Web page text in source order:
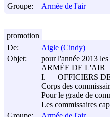
Groupe:
Armée de l'air
De:
Aigle (Cindy)
Objet:
pour l'année 2013
ARMÉE DE L'AIR
I. ― OFFICIERS
Corps des
Pour le grade de
Les commissaires
promotion